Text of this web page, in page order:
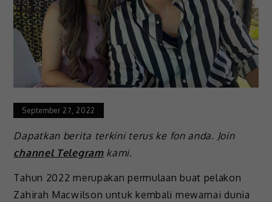
September 27, 2022
Dapatkan berita terkini terus ke fon anda. Join
channel Telegramkami.
Tahun 2022 merupakan permulaan buat pelakon
Zahirah Macwilson untuk kembali mewarnai dunia